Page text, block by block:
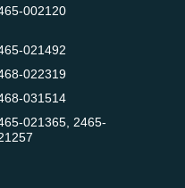
002120
021492
022319
031514
021365, 2465-